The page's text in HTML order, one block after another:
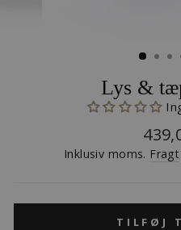
Lys &
Inklusiv moms. Fragt
TILFØJ